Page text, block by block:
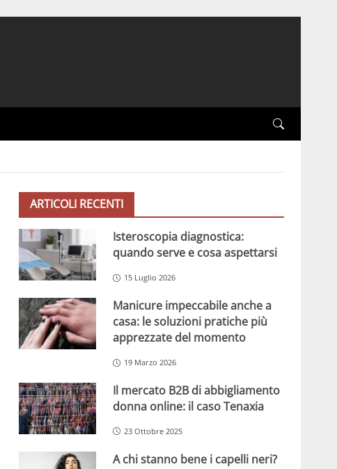
ARTICOLI RECENTI
Isteroscopia diagnostica:
quando serve e cosa aspettarsi
15 Luglio 2026
Manicure impeccabile anche a
casa: le soluzioni pratiche più
apprezzate del momento
19 Marzo 2026
Il mercato B2B di abbigliamento
donna online: il caso Tenaxia
23 Ottobre 2025
A chi stanno bene i capelli neri?